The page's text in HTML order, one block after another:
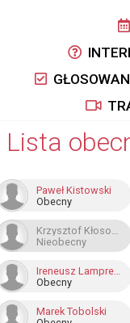
Lista
Paweł Kistowski
Obecny
Krzysztof Kłosowski
Nieobecny
Ireneusz Lamprecht
Obecny
Marek Tobolski